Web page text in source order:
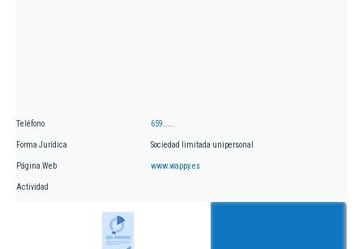
Teléfono 659.....
Forma Jurídica Sociedad limitada unipersonal
Página Web www.wappy.es
Actividad